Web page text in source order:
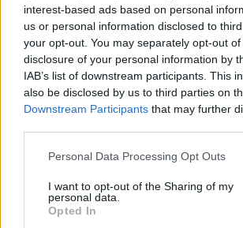
interest-based ads based on personal
us or personal information disclosed to
your opt-out. You may separately opt-out
disclosure of your personal information by
IAB’s list of downstream participants. This
also be disclosed by us to third parties on
Downstream Participants that may further
Please note that this website/app uses one
not limited to your visit or usage behaviour.
grant or deny consent to Google and its
use your data for below specified purposes
Personal Data Processing Opt Outs
I want to opt-out of the Sharing of my
personal data.
Opted In
Kedvenc bárjaink most két
klasszikus recept mellett egy kis
koktélt is kóstolhatunk. A tequila ma
magában: egy mexikói város, az ital és
BŐVEBBEN